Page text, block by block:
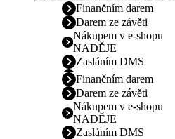
Finančním darem
Darem ze závěti
Nákupem v e-shopu
NADĚJE
Zasláním DMS
Finančním darem
Darem ze závěti
Nákupem v e-shopu
NADĚJE
Zasláním DMS